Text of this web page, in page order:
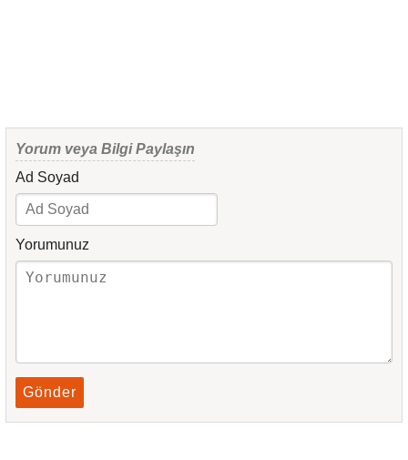
Yorum veya Bilgi Paylaşın
Ad Soyad
Yorumunuz
Gönder